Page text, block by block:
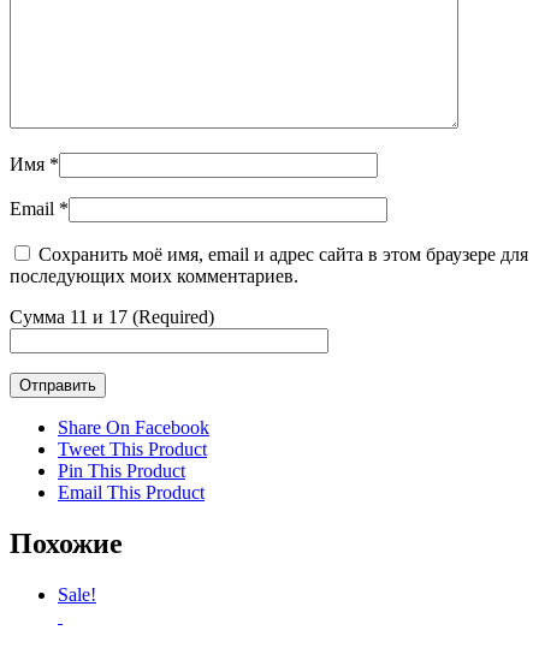
Имя *
Email *
Сохранить моё имя, email и адрес сайта в этом браузере для
последующих моих комментариев.
Сумма 11 и 17 (Required)
Share On Facebook
Tweet This Product
Pin This Product
Email This Product
Похожие
Sale!